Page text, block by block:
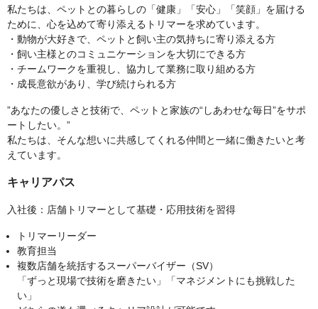
私たちは、ペットとの暮らしの「健康」「安心」「笑顔」を届ける
ために、心を込めて寄り添えるトリマーを求めています。
・動物が大好きで、ペットと飼い主の気持ちに寄り添える方
・飼い主様とのコミュニケーションを大切にできる方
・チームワークを重視し、協力して業務に取り組める方
・成長意欲があり、学び続けられる方
”あなたの優しさと技術で、ペットと家族の“しあわせな毎日”をサポ
ートしたい。”
私たちは、そんな想いに共感してくれる仲間と一緒に働きたいと考
えています。
キャリアパス
入社後：店舗トリマーとして基礎・応用技術を習得
トリマーリーダー
教育担当
複数店舗を統括するスーパーバイザー（SV）
「ずっと現場で技術を磨きたい」「マネジメントにも挑戦した
い」